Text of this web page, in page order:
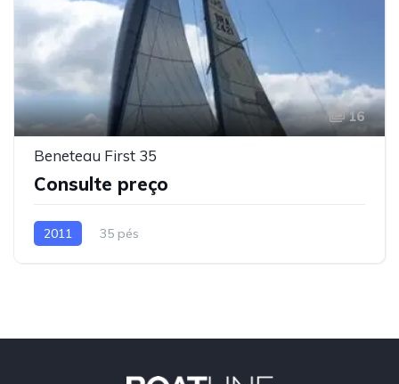
16
Beneteau First 35
Consulte preço
2011 35 pés